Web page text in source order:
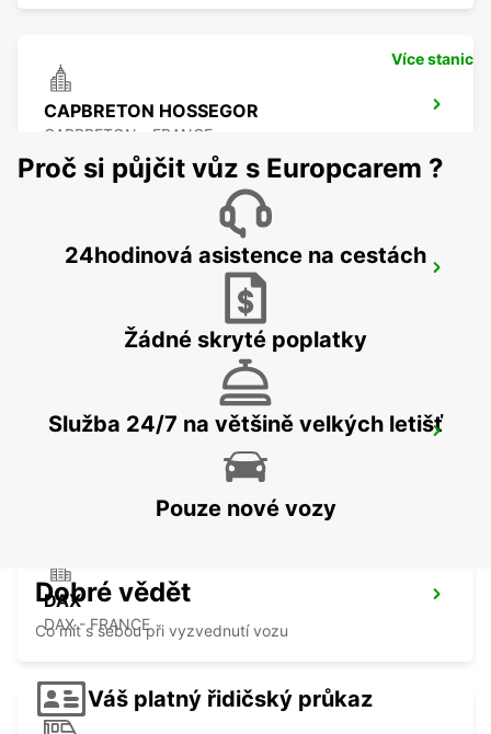
CAPBRETON HOSSEGOR
CAPBRETON - FRANCE
SAN SEBASTIAN AIRPORT
SAN SEBASTIAN CITY
SAN SEBASTIAN - SPAIN
DAX
DAX - FRANCE
Více stanic
Proč si půjčit vůz s Europcarem ?
24hodinová asistence na cestách
Žádné skryté poplatky
Služba 24/7 na většině velkých letišť
Pouze nové vozy
Dobré vědět
Co mít s sebou při vyzvednutí vozu
Váš platný řidičský průkaz